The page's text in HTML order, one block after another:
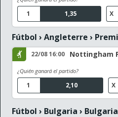
1,35
1 X
Fútbol › Angleterre ›
22/08 16:00 Nottingham
¿Quién ganará el partido?
2,10
1 X
Fútbol › Bulgaria ›